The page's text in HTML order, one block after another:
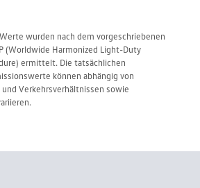
wurden nach dem vorgeschriebenen
(Worldwide Harmonized Light-Duty
ermittelt. Die tatsächlichen
können abhängig von
Verkehrsverhältnissen sowie